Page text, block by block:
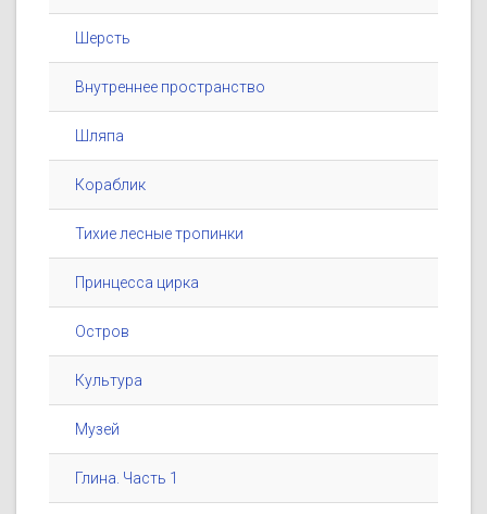
Шерсть
Внутреннее пространство
Шляпа
Кораблик
Тихие лесные тропинки
Принцесса цирка
Остров
Культура
Музей
Глина. Часть 1